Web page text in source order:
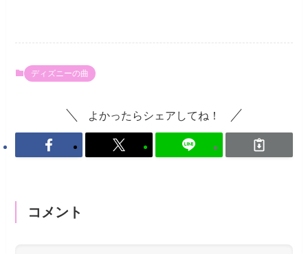
ディズニーの曲
よかったらシェアしてね！
コメント